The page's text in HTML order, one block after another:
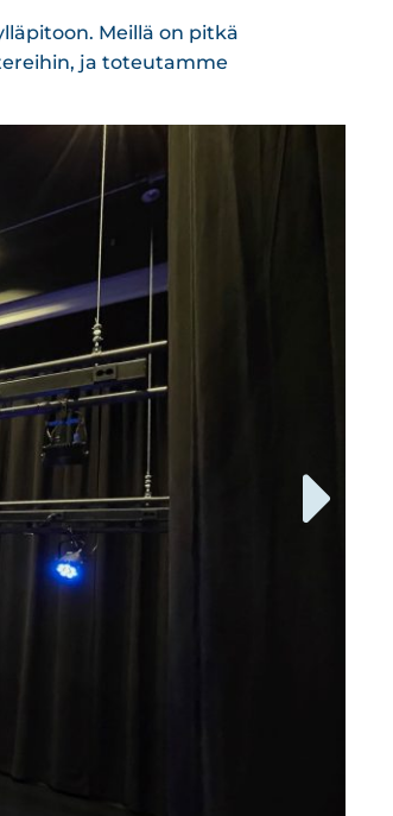
Meillä on pitkä
ja toteutamme